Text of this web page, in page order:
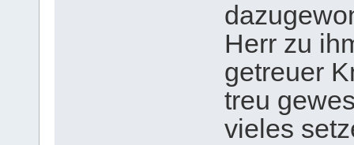
Herr zu
getreuer
treu
vieles